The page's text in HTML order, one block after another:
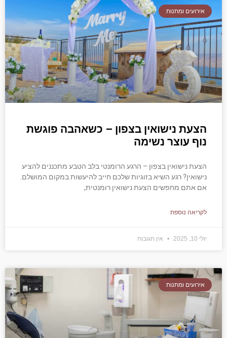
אירועים ומתנות
הצעת נישואין בצפון – כשאהבה פוגשת
נוף עוצר נשימה
הצעת נישואין בצפון – הרגע הרומנטי בלב הטבע מתכננים להציע
נישואין? רגע השיא בזוגיות שלכם חייב להיעשות במקום המושלם.
אם אתם מחפשים הצעת נישואין רומנטית,
לקריאה נוספת
יולי 10, 2025 אין תגובות
אירועים ומתנות